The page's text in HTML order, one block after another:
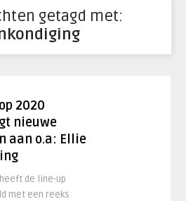
getagd met:
2020
nieuwe
aan o.a: Ellie
de line-up
met een reeks